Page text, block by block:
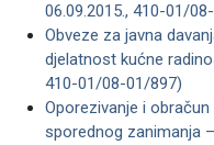
06.09.2015., 410-01/
Obveze za javna
djelatnost kućne
410-01/08-01/897)
Oporezivanje i
sporednog zanimanja